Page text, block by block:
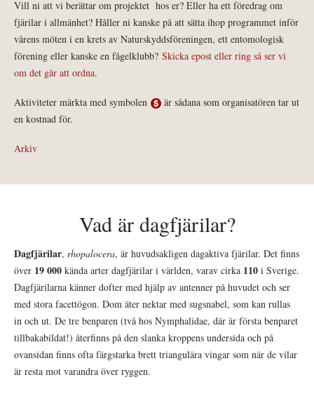
Vill ni att vi berättar om projektet hos er? Eller ha ett föredrag om
fjärilar i allmänhet? Håller ni kanske på att sätta ihop programmet inför
vårens möten i en krets av Naturskyddsföreningen, ett entomologisk
förening eller kanske en fågelklubb? Skicka epost eller ring så ser vi
om det går att ordna.
Aktiviteter märkta med symbolen
är sådana som organisatören tar ut
en kostnad för.
Arkiv
Vad är dagfjärilar?
Dagfjärilar, rhopalocera, är huvudsakligen dagaktiva fjärilar. Det finns
över 19 000 kända arter dagfjärilar i världen, varav cirka 110 i Sverige.
Dagfjärilarna känner dofter med hjälp av antenner på huvudet och ser
med stora facettögon. Dom äter nektar med sugsnabel, som kan rullas
in och ut. De tre benparen (två hos Nymphalidae, där är första benparet
tillbakabildat!) återfinns på den slanka kroppens undersida och på
ovansidan finns ofta färgstarka brett triangulära vingar som när de vilar
är resta mot varandra över ryggen.